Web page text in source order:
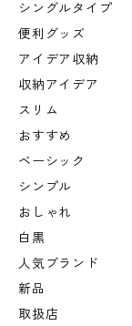
シングルタイプ
便利グッズ
アイデア収納
収納アイデア
スリム
おすすめ
ベーシック
シンプル
おしゃれ
白黒
人気ブランド
新品
取扱店